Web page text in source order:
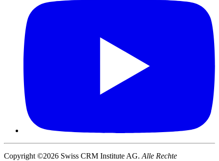
Copyright ©2026 Swiss CRM Institute AG. Alle Rechte